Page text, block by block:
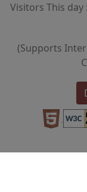
Visitors This day
(Supports